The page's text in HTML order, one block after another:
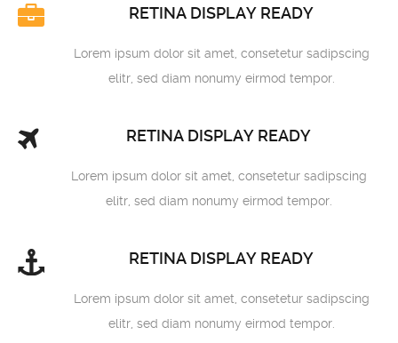
RETINA DISPLAY READY
Lorem ipsum dolor sit amet, consetetur sadipscing
elitr, sed diam nonumy eirmod tempor.
RETINA DISPLAY READY
Lorem ipsum dolor sit amet, consetetur sadipscing
elitr, sed diam nonumy eirmod tempor.
RETINA DISPLAY READY
Lorem ipsum dolor sit amet, consetetur sadipscing
elitr, sed diam nonumy eirmod tempor.